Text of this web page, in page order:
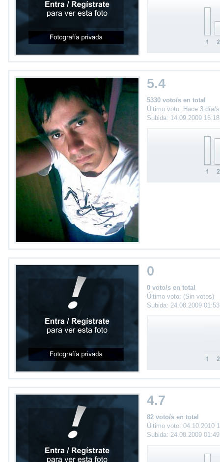
5.4
5330 voto/s en total
Último voto: Hace 3 día/s
Subida: 14.09.2009
0
0 voto/s en total
Último voto: (Sin votos)
Subida: 24.08.2009
4.7
82 voto/s en total
Último voto: 04.10.2010
Subida: 24.08.2009